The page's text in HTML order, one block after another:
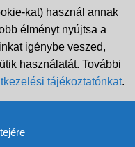
kat) használ annak
élményt nyújtsa a
igénybe veszed,
használatát. További
tájékoztatónkat.